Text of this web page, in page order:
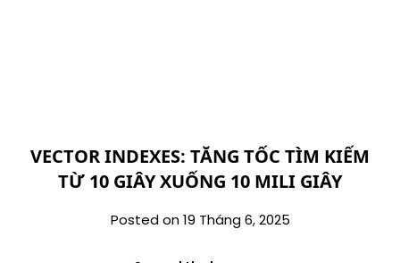
VECTOR INDEXES: TĂNG TỐC TÌM KIẾM
TỪ 10 GIÂY XUỐNG 10 MILI GIÂY
Posted on 19 Tháng 6, 2025